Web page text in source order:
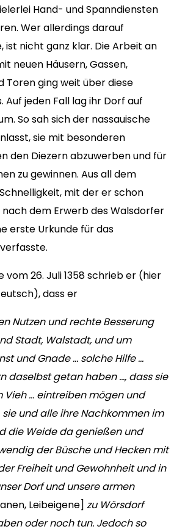
Hand- und Spanndiensten
Wer allerdings darauf
ist nicht ganz klar. Die Arbeit an
neuen Häusern, Gassen,
Toren ging weit über diese
Auf jeden Fall lag ihr Dorf auf
So sah sich der nassauische
sie mit besonderen
den Diezern abzuwerben und für
zu gewinnen. Aus all dem
mit der er schon
dem Erwerb des Walsdorfer
erste Urkunde für das
vom 26. Juli 1358 schrieb er (hier
dass er
Nutzen und rechte Besserung
Stadt, Walstadt, und um
und Gnade … solche Hilfe …
daselbst getan haben …, dass sie
Vieh … eintreiben mögen und
und alle ihre Nachkommen im
die Weide da genießen und
der Büsche und Hecken mit
Freiheit und Gewohnheit und in
Dorf und unsere armen
Leibeigene] zu Wörsdorf
oder noch tun. Jedoch so